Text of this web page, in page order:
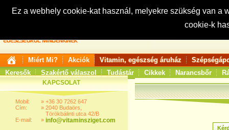
Ez a webhely cookie-kat használ, melyekre szükség van
cookie-k
Keresés:
Miért Mi? Akciók Vitamin, egészség áruház
Keresők
Szakértő válaszol Tudástár Cikkek Narancsbőr
KAPCSOLAT
Mobil:
Cím:
E-mail:
»
»
»
+36 30 7262 647
2040 Budaörs,
Törökbálinti utca 42/B
info@vitaminsziget.com